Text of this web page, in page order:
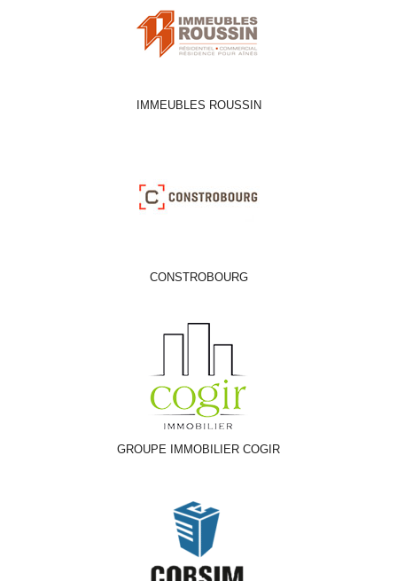
IMMEUBLES ROUSSIN
CONSTROBOURG
GROUPE IMMOBILIER COGIR